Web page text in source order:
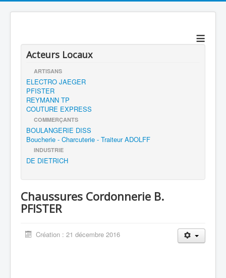
≡
Acteurs Locaux
ARTISANS
ELECTRO JAEGER
PFISTER
REYMANN TP
COUTURE EXPRESS
COMMERÇANTS
BOULANGERIE DISS
Boucherie - Charcuterie - Traiteur ADOLFF
INDUSTRIE
DE DIETRICH
Chaussures Cordonnerie B.
PFISTER
Création : 21 décembre 2016